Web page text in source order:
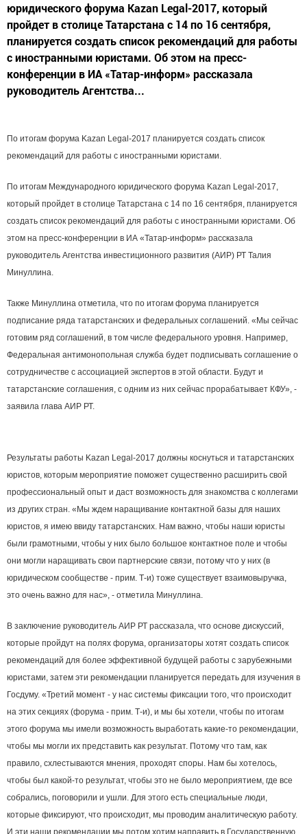
юридического форума Kazan Legal-2017, который
пройдет в столице Татарстана с 14 по 16 сентября,
планируется создать список рекомендаций для работы
с иностранными юристами. Об этом на пресс-
конференции в ИА «Татар-информ» рассказала
руководитель Агентства...
По итогам форума Kazan Legal-2017 планируется создать список
рекомендаций для работы с иностранными юристами.
По итогам Международного юридического форума Kazan Legal-2017,
который пройдет в столице Татарстана с 14 по 16 сентября, планируется
создать список рекомендаций для работы с иностранными юристами. Об
этом на пресс-конференции в ИА «Татар-информ» рассказала
руководитель Агентства инвестиционного развития (АИР) РТ Талия
Минуллина.
Также Минуллина отметила, что по итогам форума планируется
подписание ряда татарстанских и федеральных соглашений. «Мы сейчас
готовим ряд соглашений, в том числе федерального уровня. Например,
Федеральная антимонопольная служба будет подписывать соглашение о
сотрудничестве с ассоциацией экспертов в этой области. Будут и
татарстанские соглашения, с одним из них сейчас прорабатывает КФУ», -
заявила глава АИР РТ.
Результаты работы Kazan Legal-2017 должны коснуться и татарстанских
юристов, которым мероприятие поможет существенно расширить свой
профессиональный опыт и даст возможность для знакомства с коллегами
из других стран. «Мы ждем наращивание контактной базы для наших
юристов, я имею ввиду татарстанских. Нам важно, чтобы наши юристы
были грамотными, чтобы у них было большое контактное поле и чтобы
они могли наращивать свои партнерские связи, потому что у них (в
юридическом сообществе - прим. Т-и) тоже существует взаимовыручка,
это очень важно для нас», - отметила Минуллина.
В заключение руководитель АИР РТ рассказала, что основе дискуссий,
которые пройдут на полях форума, организаторы хотят создать список
рекомендаций для более эффективной будущей работы с зарубежными
юристами, затем эти рекомендации планируется передать для изучения в
Госдуму. «Третий момент - у нас системы фиксации того, что происходит
на этих секциях (форума - прим. Т-и), и мы бы хотели, чтобы по итогам
этого форума мы имели возможность выработать какие-то рекомендации,
чтобы мы могли их представить как результат. Потому что там, как
правило, схлестываются мнения, проходят споры. Нам бы хотелось,
чтобы был какой-то результат, чтобы это не было мероприятием, где все
собрались, поговорили и ушли. Для этого есть специальные люди,
которые фиксируют, что происходит, мы проводим аналитическую работу.